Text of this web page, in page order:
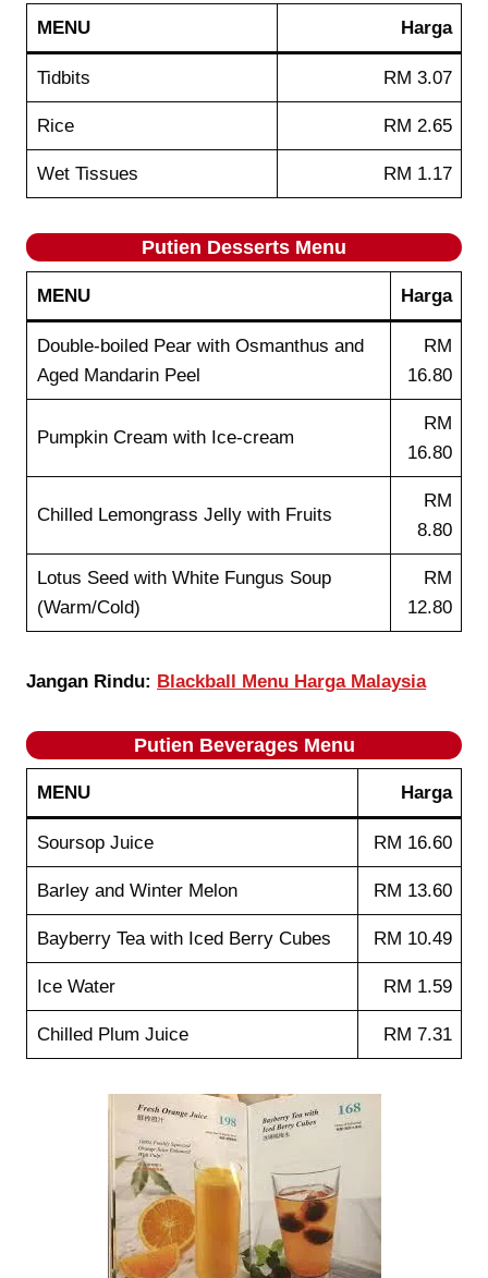
MENU Harga
Tidbits RM 3.07
Rice RM 2.65
Wet Tissues RM 1.17
Putien Desserts Menu
MENU Harga
Double-boiled Pear with Osmanthus and
Aged Mandarin Peel
RM
16.80
Pumpkin Cream with Ice-cream
RM
16.80
Chilled Lemongrass Jelly with Fruits
RM
8.80
Lotus Seed with White Fungus Soup
(Warm/Cold)
RM
12.80
Jangan Rindu: Blackball Menu Harga Malaysia
Putien Beverages Menu
MENU Harga
Soursop Juice RM 16.60
Barley and Winter Melon RM 13.60
Bayberry Tea with Iced Berry Cubes RM 10.49
Ice Water RM 1.59
Chilled Plum Juice RM 7.31